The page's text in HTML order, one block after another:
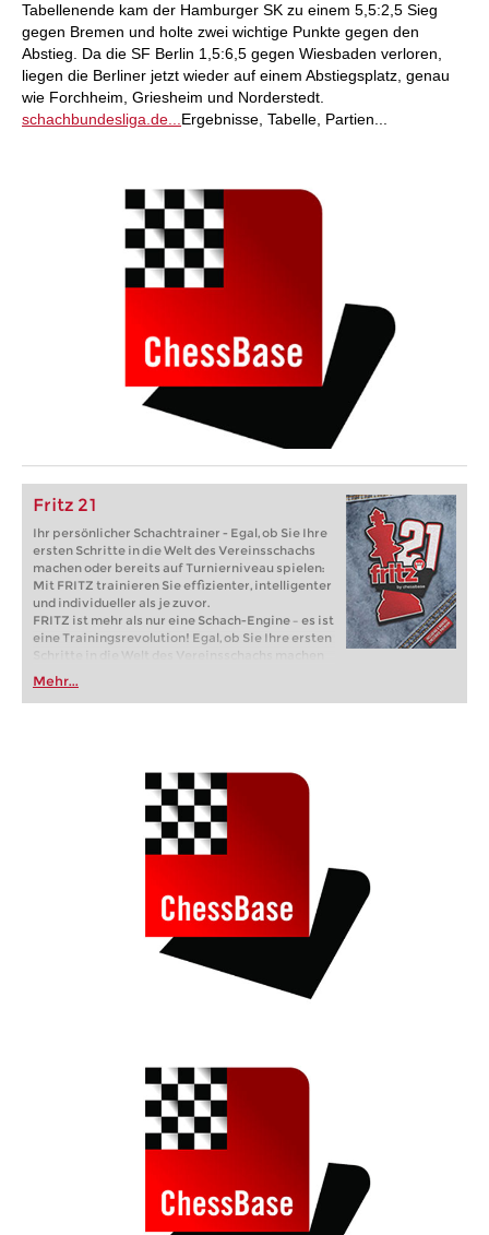
Tabellenende kam der Hamburger SK zu einem 5,5:2,5 Sieg
gegen Bremen und holte zwei wichtige Punkte gegen den
Abstieg. Da die SF Berlin 1,5:6,5 gegen Wiesbaden verloren,
liegen die Berliner jetzt wieder auf einem Abstiegsplatz, genau
wie Forchheim, Griesheim und Norderstedt.
schachbundesliga.de... Ergebnisse, Tabelle, Partien...
Fritz 21
Ihr persönlicher Schachtrainer - Egal, ob Sie Ihre
ersten Schritte in die Welt des Vereinsschachs
machen oder bereits auf Turnierniveau spielen:
Mit FRITZ trainieren Sie effizienter, intelligenter
und individueller als je zuvor.
FRITZ ist mehr als nur eine Schach-Engine – es ist
eine Trainingsrevolution! Egal, ob Sie Ihre ersten
Schritte in die Welt des Vereinsschachs machen
oder bereits auf Turnierniveau spielen: Mit
FRITZ trainieren Sie effizienter, intelligenter und
individueller als je zuvor.
Mehr...